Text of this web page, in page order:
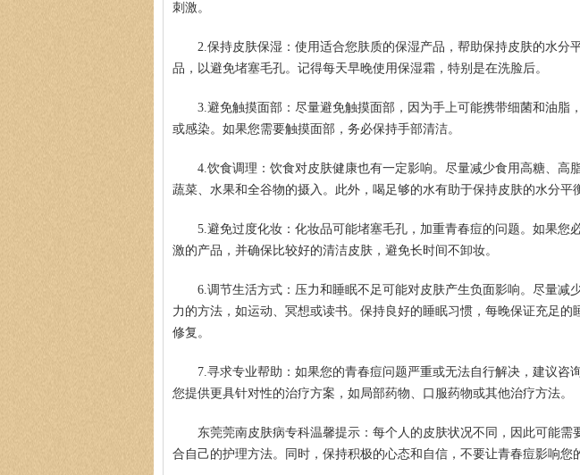
刺激。
2.保持皮肤保湿：使用适合您肤质的保湿产品，帮助保持皮肤的水分
品，以避免堵塞毛孔。记得每天早晚使用保湿霜，特别是在洗脸后。
3.避免触摸面部：尽量避免触摸面部，因为手上可能携带细菌和油脂
或感染。如果您需要触摸面部，务必保持手部清洁。
4.饮食调理：饮食对皮肤健康也有一定影响。尽量减少食用高糖、高
蔬菜、水果和全谷物的摄入。此外，喝足够的水有助于保持皮肤的水分平
5.避免过度化妆：化妆品可能堵塞毛孔，加重青春痘的问题。如果您
激的产品，并确保比较好的清洁皮肤，避免长时间不卸妆。
6.调节生活方式：压力和睡眠不足可能对皮肤产生负面影响。尽量减
力的方法，如运动、冥想或读书。保持良好的睡眠习惯，每晚保证充足的
修复。
7.寻求专业帮助：如果您的青春痘问题严重或无法自行解决，建议咨
您提供更具针对性的治疗方案，如局部药物、口服药物或其他治疗方法。
东莞莞南皮肤病专科温馨提示：每个人的皮肤状况不同，因此可能需
合自己的护理方法。同时，保持积极的心态和自信，不要让青春痘影响您